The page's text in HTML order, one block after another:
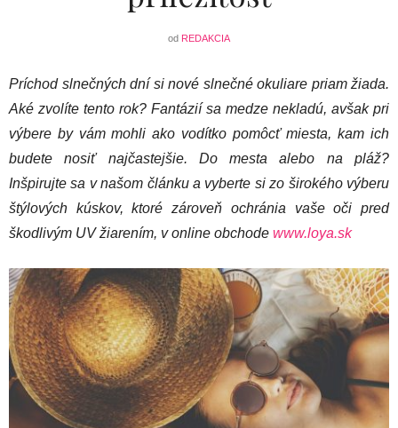
od REDAKCIA
Príchod slnečných dní si nové slnečné okuliare priam žiada.
Aké zvolíte tento rok? Fantázií sa medze nekladú, avšak pri
výbere by vám mohli ako vodítko pomôcť miesta, kam ich
budete nosiť najčastejšie. Do mesta alebo na pláž?
Inšpirujte sa v našom článku a vyberte si zo širokého výberu
štýlových kúskov, ktoré zároveň ochránia vaše oči pred
škodlivým UV žiarením, v online obchode www.loya.sk